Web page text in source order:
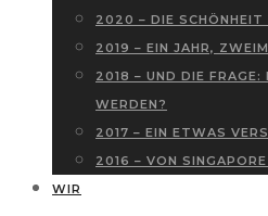
2020 – DIE SCHÖNHEIT
2019 – EIN JAHR,
2018 – UND DIE FRAGE:
WERDEN?
2017 – EIN ETWAS
2016 – VON
WIR